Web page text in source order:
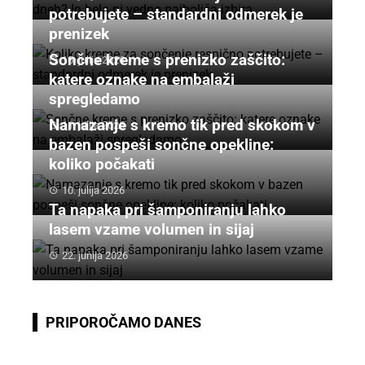
potrebujete – standardni odmerek je
prenizek
15. julija 2026
Sončne kreme s prenizko zaščito:
katere oznake na embalaži
spregledamo
11. julija 2026
Namazanje s kremo tik pred skokom v
bazen pospeši sončne opekline:
koliko počakati
10. julija 2026
Ta napaka pri šamponiranju lahko
lasem vzame volumen in sijaj
22. junija 2026
PRIPOROČAMO DANES